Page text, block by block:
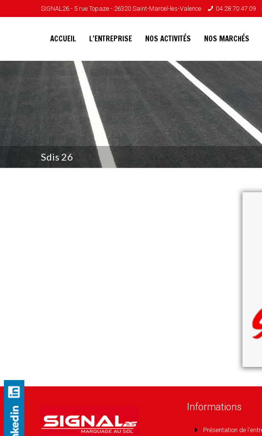
SIGNAL26 - 5 rue Topaze - 26320 Saint-Marcel-les-Valence 04 28 70 47 09
ACCUEIL L’ENTREPRISE NOS ACTIVITÉS NOS MARCHÉS
Sdis 26
Informations
Présentation de